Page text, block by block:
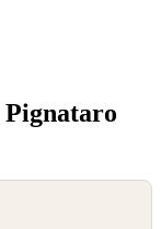
Pignataro